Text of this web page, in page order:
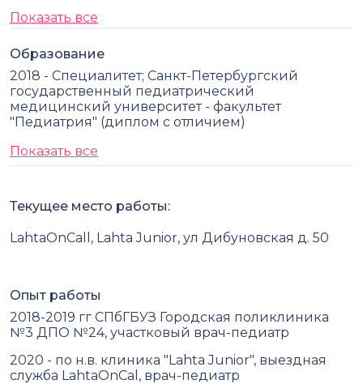
Показать все
Образование
2018 - Специалитет; Санкт-Петербургский
государственный педиатрический
медицинский университет - факультет
"Педиатрия" (диплом с отличием)
Показать все
Текущее место работы:
LahtaOnCall, Lahta Junior, ул Дибуновская д. 50
Опыт работы
2018-2019 гг СПбГБУЗ Городская поликлиника
№3 ДПО №24, участковый врач-педиатр
2020 - по н.в. клиника "Lahta Junior", выездная
служба LahtaOnCal, врач-педиатр